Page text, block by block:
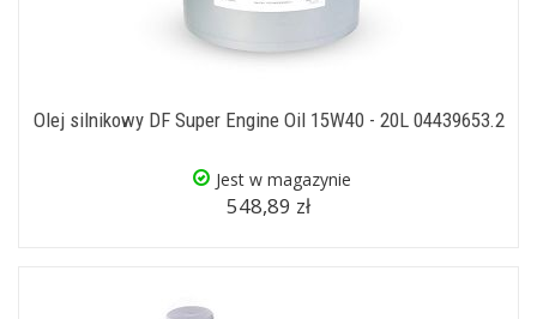
Olej silnikowy DF Super Engine Oil 15W40 - 20L 04439653.2
Jest w magazynie
548,89 zł